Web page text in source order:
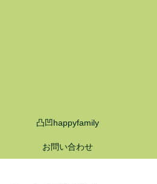
凸凹happyfamily
お問い合わせ